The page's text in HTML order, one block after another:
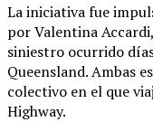
La iniciativa fue
por Valentina
siniestro ocurrido
Queensland. Ambas
colectivo en el que
Highway.